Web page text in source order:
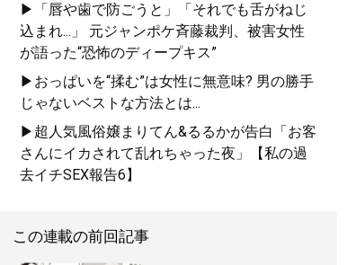
▶「唇や歯で防ごうと」「それでも舌がねじ
込まれ...」 元ジャンポケ斉藤裁判、被害女性
が語った“恐怖のディープキス”
▶おっぱいを“揉む”は女性に無意味? 男の勝手
じゃないベストな方法とは...
▶超人気風俗嬢まりてん&るるかが告白「お客
さんにイカされて乱れちゃった夜」【私の過
去イチSEX報告6】
この連載の前回記事